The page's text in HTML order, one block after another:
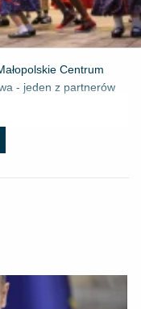
Centrum
- jeden z partnerów